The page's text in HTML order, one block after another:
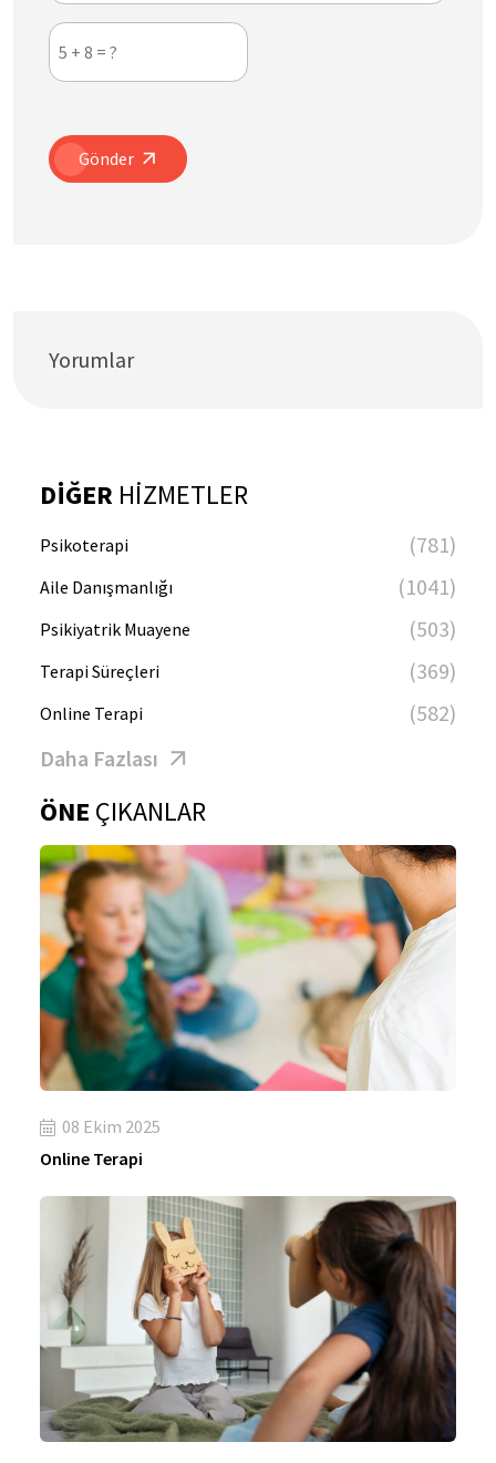
Gönder
Yorumlar
DİĞER HİZMETLER
Psikoterapi (781)
Aile Danışmanlığı (1041)
Psikiyatrik Muayene (503)
Terapi Süreçleri (369)
Online Terapi
(582)
Daha Fazlası
ÖNE ÇIKANLAR
08 Ekim 2025
Online Terapi